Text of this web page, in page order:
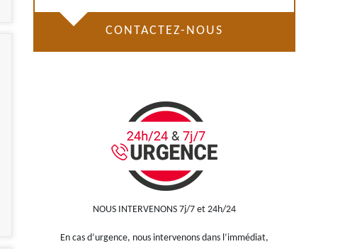
CONTACTEZ-NOUS
NOUS INTERVENONS 7j/7 et 24h/24
En cas d’urgence, nous intervenons dans l’immédiat,